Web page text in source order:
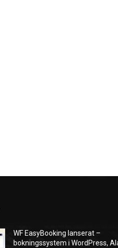
WF EasyBooking lanserat –
bokningssystem i WordPress,